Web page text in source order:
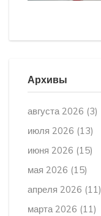
Архивы
августа 2026 (3)
июля 2026 (13)
июня 2026 (15)
мая 2026 (15)
апреля 2026 (11)
марта 2026 (11)